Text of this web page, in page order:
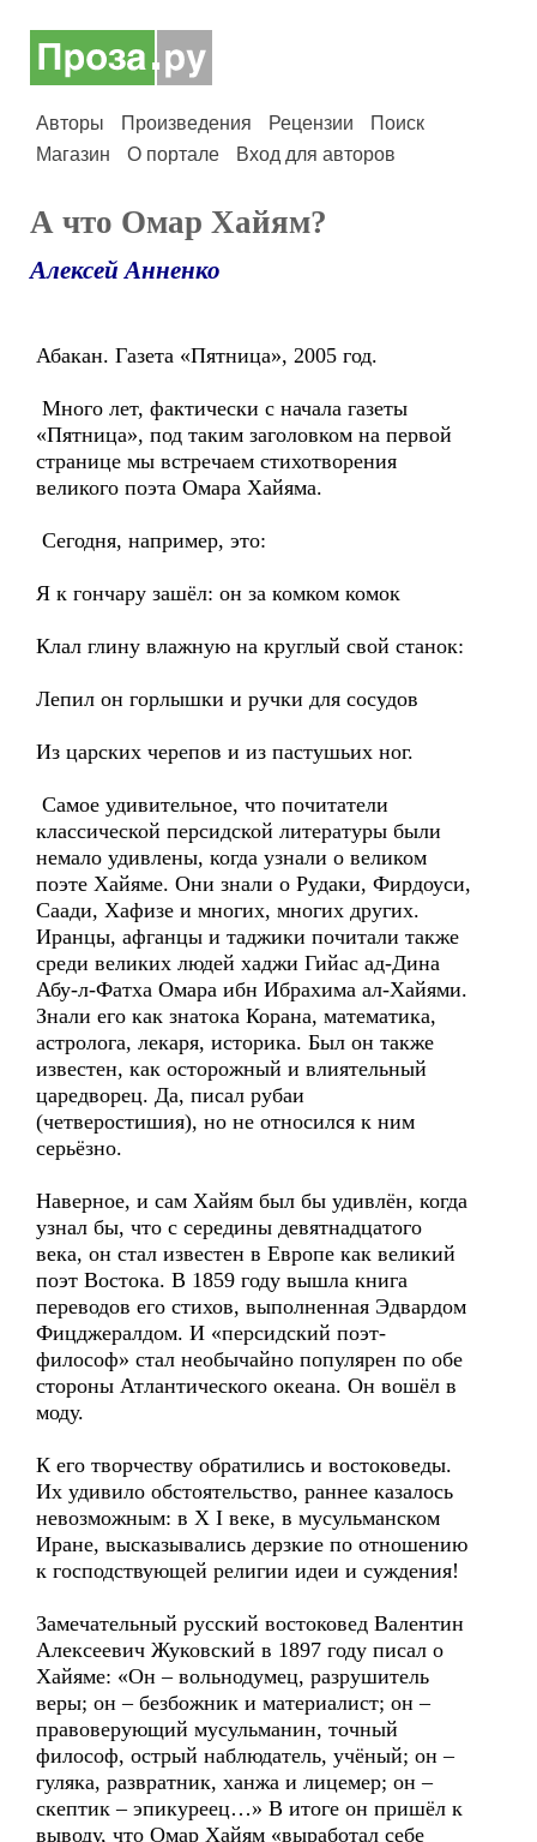
Авторы Произведения Рецензии
Поиск
Магазин
О портале Вход для авторов
А что Омар Хайям?
Алексей Анненко
Абакан. Газета «Пятница», 2005 год.
Много лет, фактически с начала газеты
«Пятница», под таким заголовком на первой
странице мы встречаем стихотворения
великого поэта Омара Хайяма.
Сегодня, например, это:
Я к гончару зашёл: он за комком комок
Клал глину влажную на круглый свой станок:
Лепил он горлышки и ручки для сосудов
Из царских черепов и из пастушьих ног.
Самое удивительное, что почитатели
классической персидской литературы были
немало удивлены, когда узнали о великом
поэте Хайяме. Они знали о Рудаки, Фирдоуси,
Саади, Хафизе и многих, многих других.
Иранцы, афганцы и таджики почитали также
среди великих людей хаджи Гийас ад-Дина
Абу-л-Фатха Омара ибн Ибрахима ал-Хайями.
Знали его как знатока Корана, математика,
астролога, лекаря, историка. Был он также
известен, как осторожный и влиятельный
царедворец. Да, писал рубаи
(четверостишия), но не относился к ним
серьёзно.
Наверное, и сам Хайям был бы удивлён, когда
узнал бы, что с середины девятнадцатого
века, он стал известен в Европе как великий
поэт Востока. В 1859 году вышла книга
переводов его стихов, выполненная Эдвардом
Фицджералдом. И «персидский поэт-
философ» стал необычайно популярен по обе
стороны Атлантического океана. Он вошёл в
моду.
К его творчеству обратились и востоковеды.
Их удивило обстоятельство, раннее казалось
невозможным: в Х I веке, в мусульманском
Иране, высказывались дерзкие по отношению
к господствующей религии идеи и суждения!
Замечательный русский востоковед Валентин
Алексеевич Жуковский в 1897 году писал о
Хайяме: «Он – вольнодумец, разрушитель
веры; он – безбожник и материалист; он –
правоверующий мусульманин, точный
философ, острый наблюдатель, учёный; он –
гуляка, развратник, ханжа и лицемер; он –
скептик – эпикуреец…» В итоге он пришёл к
выводу, что Омар Хайям «выработал себе